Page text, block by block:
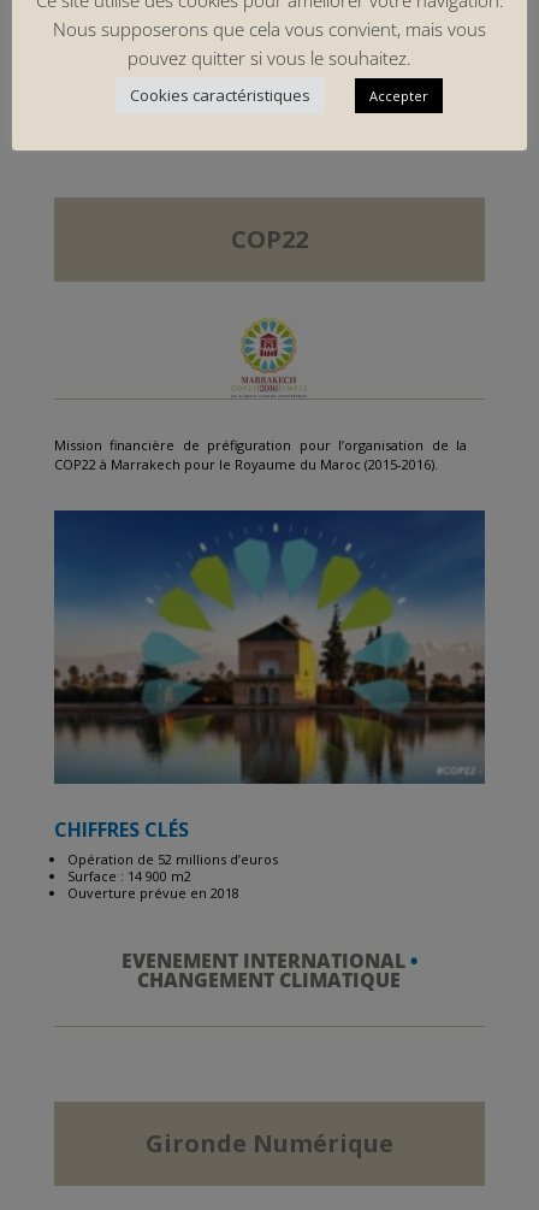
CONTRAT DE PARTENARIAT•PROJET
COP22
Mission financière de préfiguration pour l’organisation de la
COP22 à Marrakech pour le Royaume du Maroc (2015-2016).
CHIFFRES CLÉS
Opération de 52 millions d’euros
Surface : 14 900 m2
Ouverture prévue en 2018
EVENEMENT INTERNATIONAL•
CHANGEMENT CLIMATIQUE
Gironde Numérique
Nous supposerons que cela vous convient, mais vous
pouvez quitter si vous le souhaitez.
Cookies caractéristiques Accepter